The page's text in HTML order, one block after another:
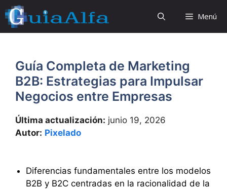
Saltar
al
contenido
Menú
Guía Completa de Marketing
B2B: Estrategias para Impulsar
Negocios entre Empresas
Última actualización: junio 19, 2026
Autor: Pixelado
Diferencias fundamentales entre los modelos
B2B y B2C centradas en la racionalidad de la